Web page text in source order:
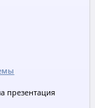
презентация